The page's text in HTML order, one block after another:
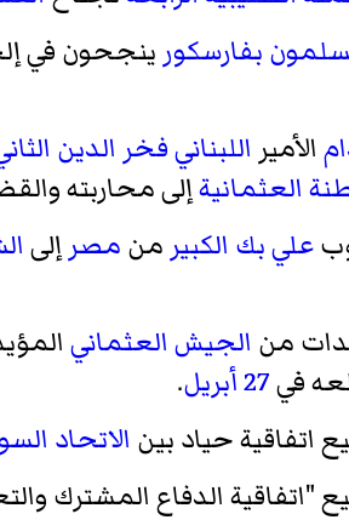
بفارسكور ينجحون في
الأمير اللبنانيفخر الدين
العثمانيةإلى محاربته
علي بك الكبير من مصر إلى
من الجيش العثماني
في27 أبريل
.
اتفاقية حياد بين الاتحاد
"اتفاقية الدفاع المشترك